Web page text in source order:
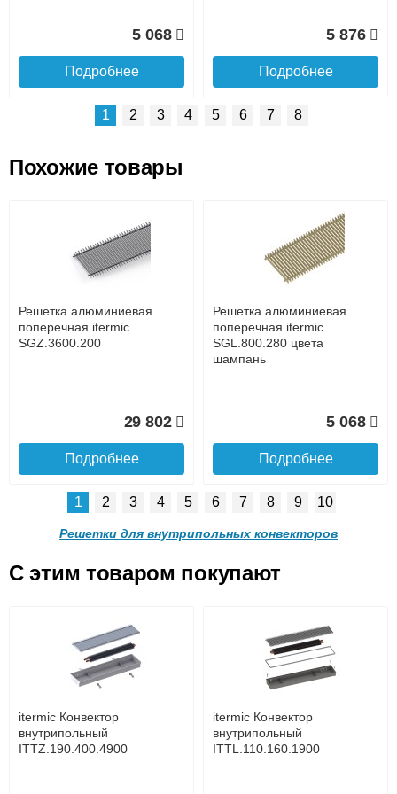
до подъезда
Подробнее о доставке
5 068
Подробнее
5 876
Подробнее
поперечная itermic
SGL.800.400 цвета
Решетка алюминиевая
поперечная itermic
SGL.900.160 цвета
шампань
Подробнее
Решетка алюминиевая
поперечная itermic
SGL.900.220 цвета
4 910
Подробнее
Решетка алюминиевая
SGL.900.280 цвета
5 702
Подробнее
1 2 3 4 5 6 7 8
Похожие товары
Решетка алюминиевая
поперечная itermic
SGZ.3600.200
29 802
Подробнее
Решетка алюминиевая
поперечная itermic
SGL.800.280 цвета
шампань
5 068
Подробнее
SGL.800.340 цвета
Подробнее
SGL.800.400 цвета
Подробнее
1 2 3 4 5 6 7 8 9 10
Решетки для внутрипольных конвекторов
C этим товаром покупают
itermic Конвектор
внутрипольный
ITTZ.190.400.4900
itermic Конвектор
внутрипольный
ITTL.110.160.1900